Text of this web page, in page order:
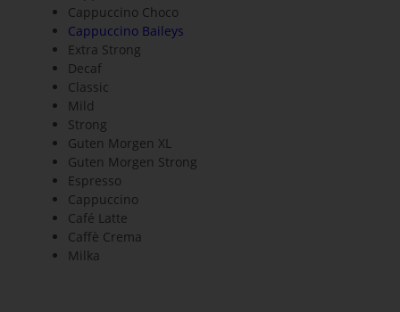
Cappuccino Choco
Cappuccino Baileys
Extra Strong
Decaf
Classic
Mild
Strong
Guten Morgen XL
Guten Morgen Strong
Espresso
Cappuccino
Café Latte
Caffè Crema
Milka